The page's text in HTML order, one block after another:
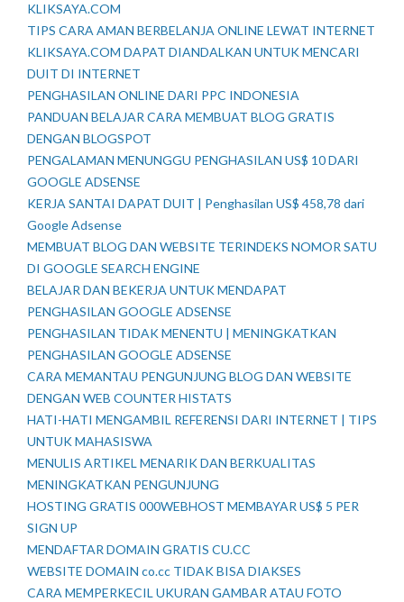
KLIKSAYA.COM
TIPS CARA AMAN BERBELANJA ONLINE LEWAT INTERNET
KLIKSAYA.COM DAPAT DIANDALKAN UNTUK MENCARI
DUIT DI INTERNET
PENGHASILAN ONLINE DARI PPC INDONESIA
PANDUAN BELAJAR CARA MEMBUAT BLOG GRATIS
DENGAN BLOGSPOT
PENGALAMAN MENUNGGU PENGHASILAN US$ 10 DARI
GOOGLE ADSENSE
KERJA SANTAI DAPAT DUIT | Penghasilan US$ 458,78 dari
Google Adsense
MEMBUAT BLOG DAN WEBSITE TERINDEKS NOMOR SATU
DI GOOGLE SEARCH ENGINE
BELAJAR DAN BEKERJA UNTUK MENDAPAT
PENGHASILAN GOOGLE ADSENSE
PENGHASILAN TIDAK MENENTU | MENINGKATKAN
PENGHASILAN GOOGLE ADSENSE
CARA MEMANTAU PENGUNJUNG BLOG DAN WEBSITE
DENGAN WEB COUNTER HISTATS
HATI-HATI MENGAMBIL REFERENSI DARI INTERNET | TIPS
UNTUK MAHASISWA
MENULIS ARTIKEL MENARIK DAN BERKUALITAS
MENINGKATKAN PENGUNJUNG
HOSTING GRATIS 000WEBHOST MEMBAYAR US$ 5 PER
SIGN UP
MENDAFTAR DOMAIN GRATIS CU.CC
WEBSITE DOMAIN co.cc TIDAK BISA DIAKSES
CARA MEMPERKECIL UKURAN GAMBAR ATAU FOTO